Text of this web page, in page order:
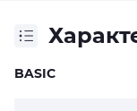
BASIC